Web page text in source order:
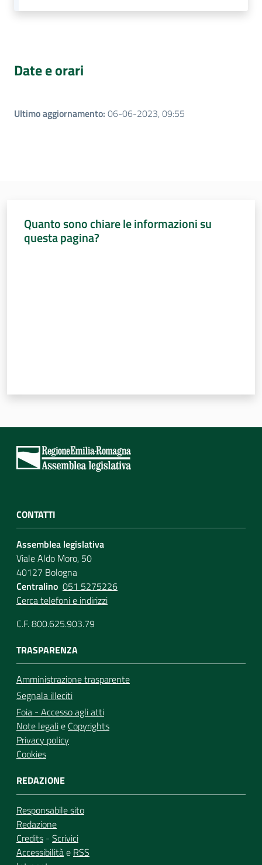
Per i cittadini
Date e orari
Ultimo aggiornamento: 06-06-2023, 09:55
Quanto sono chiare le informazioni su
questa pagina?
CONTATTI
Assemblea legislativa
Viale Aldo Moro, 50
40127 Bologna
Centralino 051 5275226
Cerca telefoni e indirizzi
C.F. 800.625.903.79
TRASPARENZA
Amministrazione trasparente
Segnala illeciti
Foia - Accesso agli atti
Note legalie Copyrights
Privacy policy
Cookies
REDAZIONE
Responsabile sito
Redazione
Credits - Scrivici
Accessibilitàe RSS